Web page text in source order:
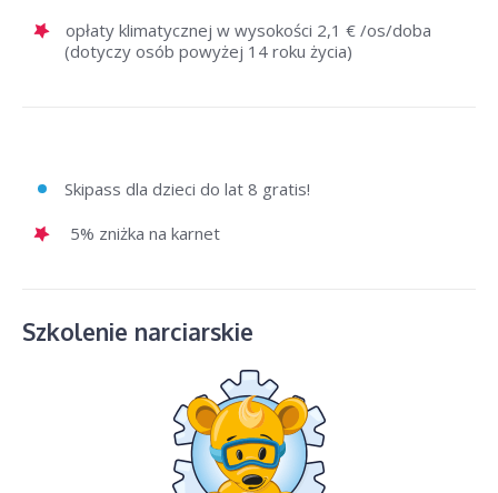
opłaty klimatycznej w wysokości 2,1 € /os/doba
(dotyczy osób powyżej 14 roku życia)
Skipass dla dzieci do lat 8 gratis!
5% zniżka na karnet
Szkolenie narciarskie